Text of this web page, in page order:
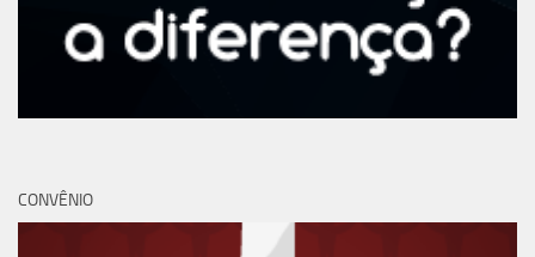
CONVÊNIO